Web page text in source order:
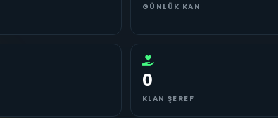
GÜNLÜK KAN
0
KLAN ŞEREF